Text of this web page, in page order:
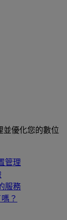
並優化您的數位
管理
服務
？